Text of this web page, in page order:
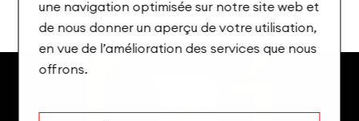
une navigation optimisée sur notre site web et
de nous donner un aperçu de votre utilisation,
en vue de l’amélioration des services que nous
offrons.
Showreels